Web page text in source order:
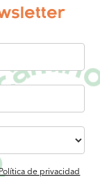
de privacidad